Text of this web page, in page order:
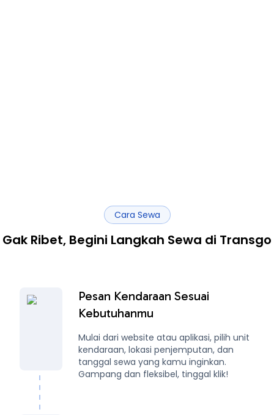
Cara Sewa
Gak Ribet, Begini Langkah Sewa di Transgo
Pesan Kendaraan Sesuai
Kebutuhanmu
Mulai dari website atau aplikasi, pilih unit
kendaraan, lokasi penjemputan, dan
tanggal sewa yang kamu inginkan.
Gampang dan fleksibel, tinggal klik!